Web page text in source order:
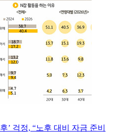
’ 걱정, “노후 대비 자금 준비